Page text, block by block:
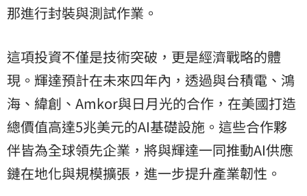
那進行封裝與測試作業。
這項投資不僅是技術突破，更是經濟戰略的體
現。輝達預計在未來四年內，透過與台積電、鴻
海、緯創、Amkor與日月光的合作，在美國打造
總價值高達5兆美元的AI基礎設施。這些合作夥
伴皆為全球領先企業，將與輝達一同推動AI供應
鏈在地化與規模擴張，進一步提升產業韌性。